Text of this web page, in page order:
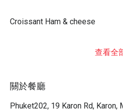
Croissant Ham & cheese
查看全
關於餐廳
Phuket202, 19 Karon Rd, Karon,